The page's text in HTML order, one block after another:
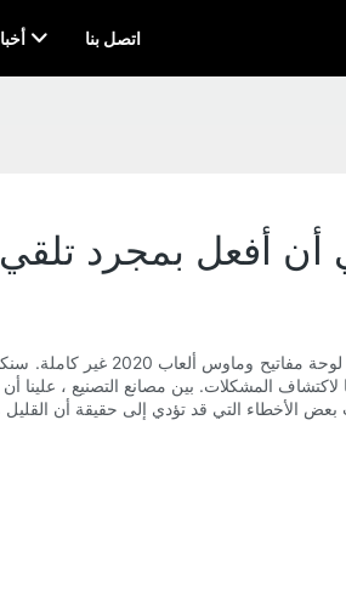
اتصل بنا
أن أفعل بمجرد تلقي
لا تتردد أبدًا في
المشكلات. بين مصانع التصنيع ، علينا